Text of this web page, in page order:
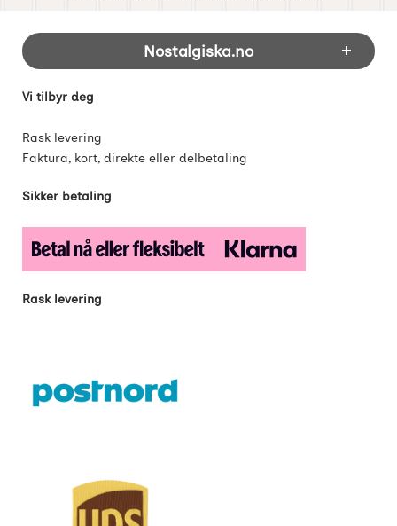
Footer-innhold Blandet informasjon og
Nostalgiska.no
Vi tilbyr deg
Rask levering
Faktura, kort, direkte eller delbetaling
Sikker betaling
Rask levering